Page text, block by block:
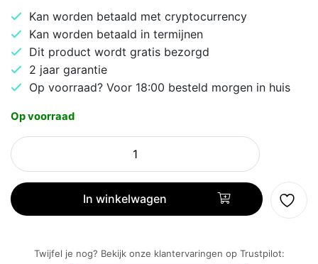
Kan worden betaald met cryptocurrency
Kan worden betaald in termijnen
Dit product wordt gratis bezorgd
2 jaar garantie
Op voorraad? Voor 18:00 besteld morgen in huis
Op voorraad
AKTIE
Desktop
AMD
Ryzen
In winkelwagen
Twijfel je nog? Bekijk onze klantervaringen op Trustpilot: